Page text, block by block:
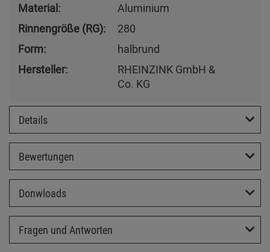
Material:
Aluminium
Rinnengröße (RG):
280
Form:
halbrund
Hersteller:
RHEINZINK GmbH &
Co. KG
Details
Bewertungen
Donwloads
Fragen und Antworten